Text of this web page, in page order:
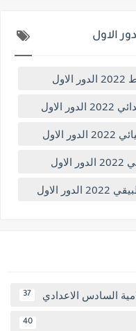
الاول
السادس الاعدادي 37
40